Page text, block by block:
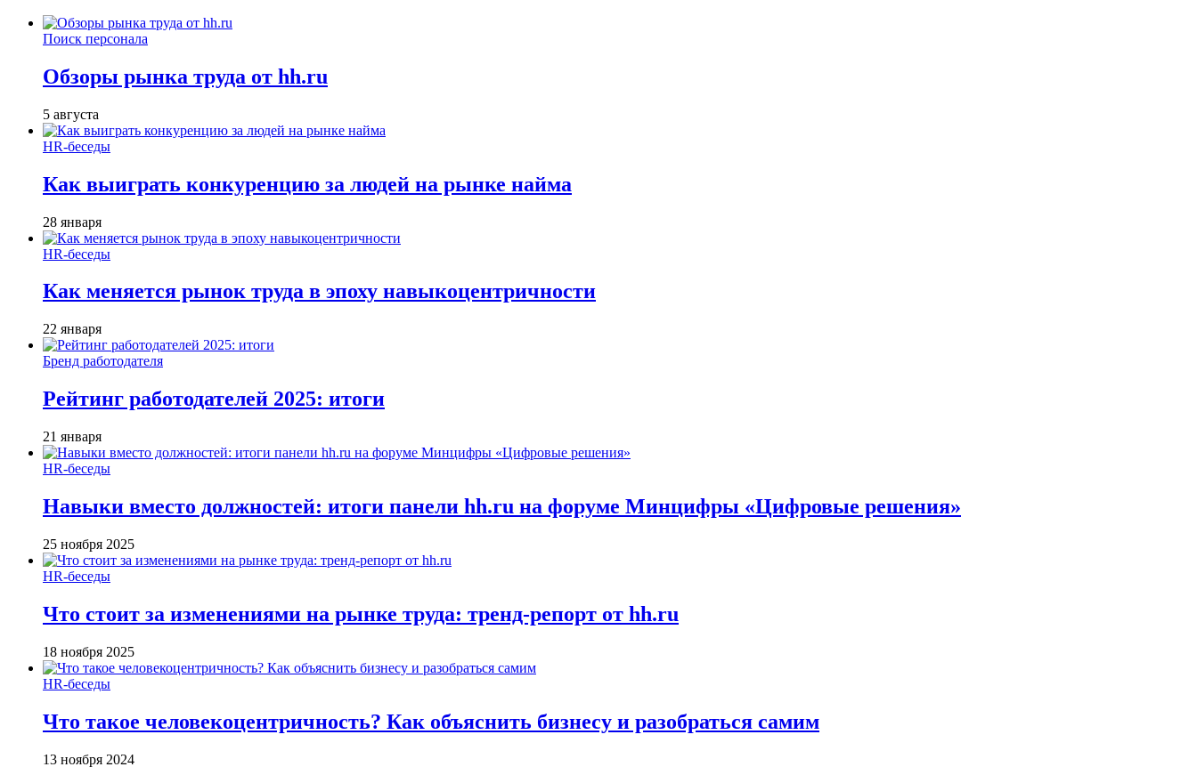
Поиск персонала
Обзоры рынка труда от hh.ru
5 августа
HR-беседы
Как выиграть конкуренцию за людей на рынке найма
28 января
HR-беседы
Как меняется рынок труда в эпоху навыкоцентричности
22 января
Бренд работодателя
Рейтинг работодателей 2025: итоги
21 января
HR-беседы
Навыки вместо должностей: итоги панели hh.ru на форуме Минцифры «Цифровые решения»
25 ноября 2025
HR-беседы
Что стоит за изменениями на рынке труда: тренд-репорт от hh.ru
18 ноября 2025
HR-беседы
Что такое человеко­центричность? Как объяснить бизнесу и разобраться самим
13 ноября 2024